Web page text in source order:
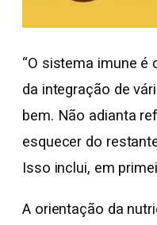
“O sistema imune é
da integração de
bem. Não adianta
esquecer do
Isso inclui, em
A orientação da